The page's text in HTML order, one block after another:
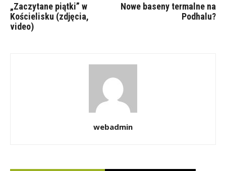
„Zaczytane piątki” w
Kościelisku (zdjęcia,
video)
Nowe baseny termalne na
Podhalu?
webadmin